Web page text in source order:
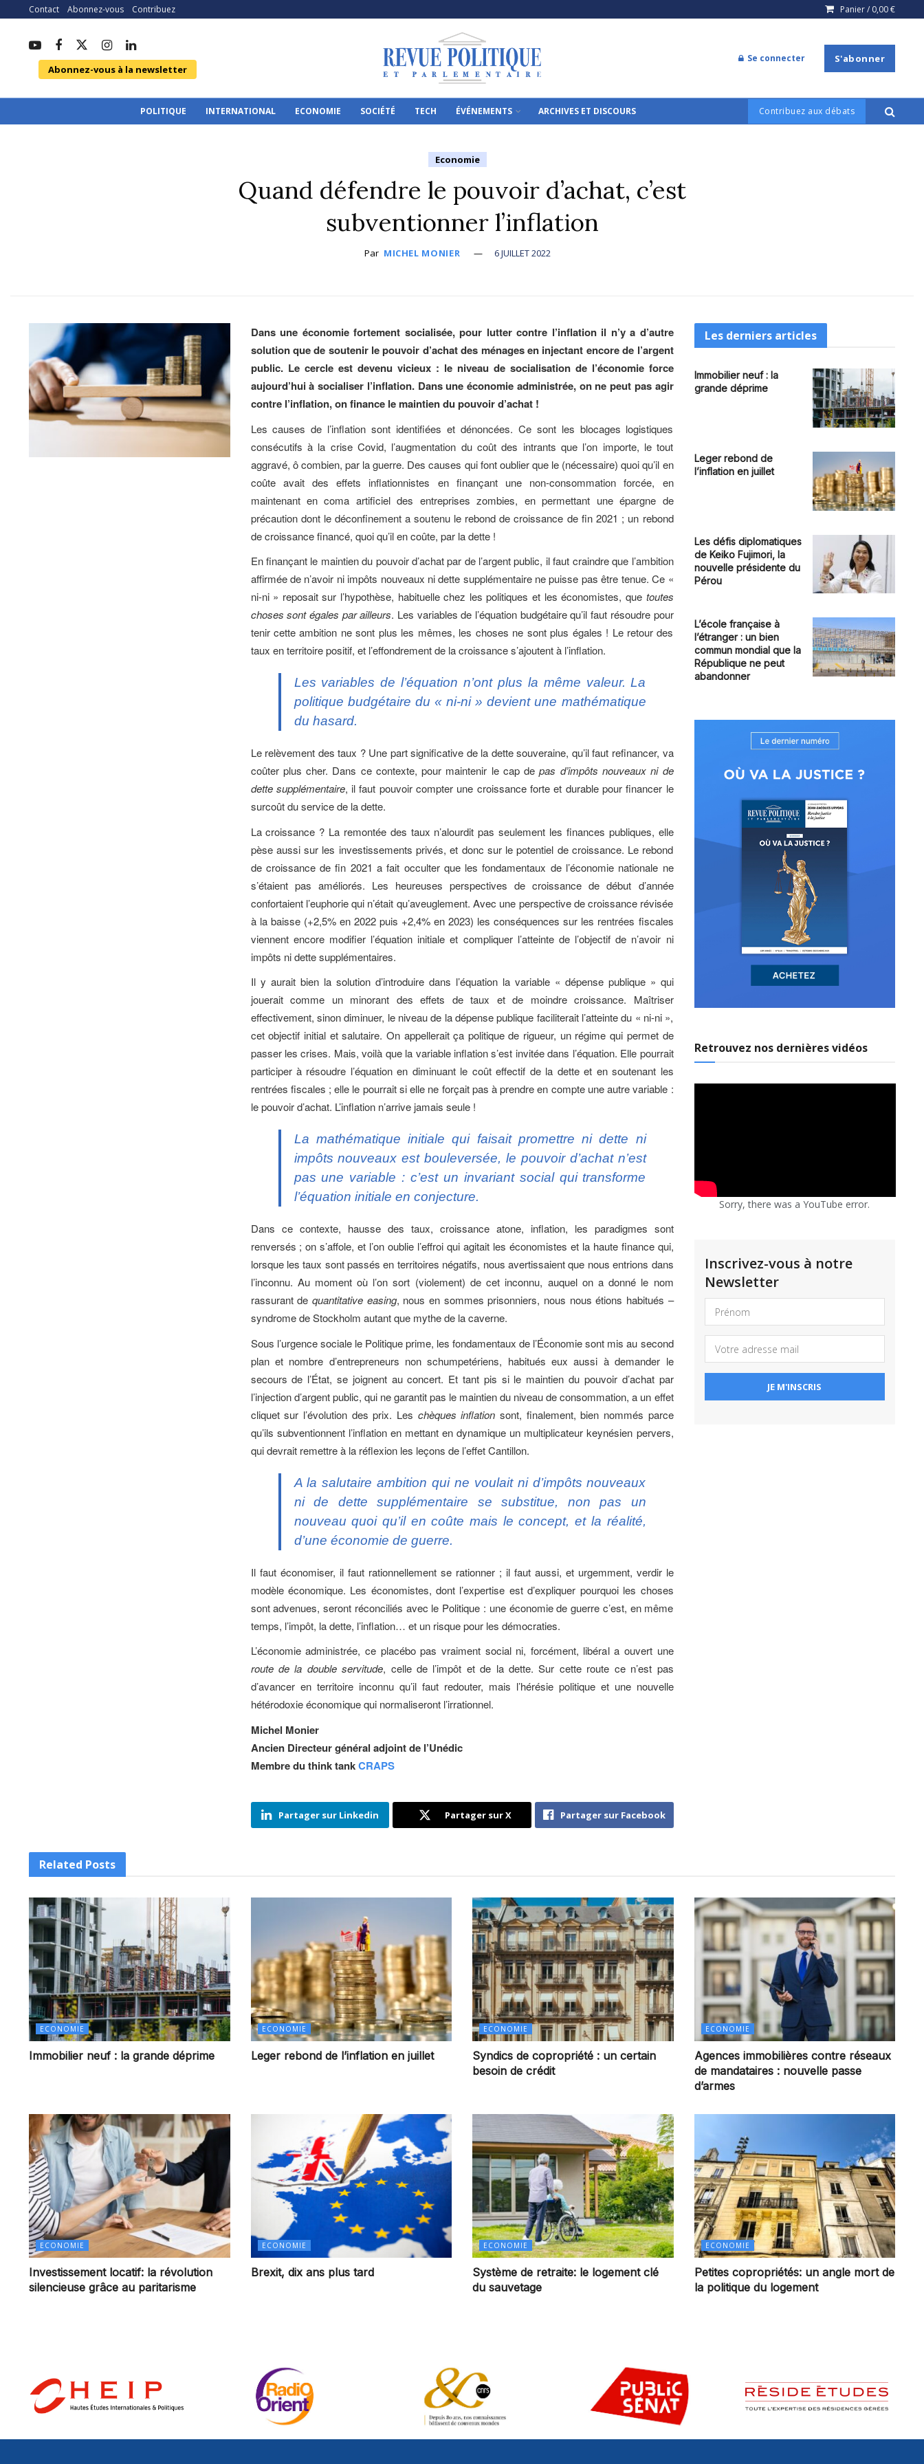
Contact Abonnez-vous Contribuez Panier / 0,00€
Abonnez-vous à la newsletter
Se connecter S'abonner
POLITIQUE INTERNATIONAL ECONOMIE SOCIÉTÉ TECH ÉVÉNEMENTS ARCHIVES ET DISCOURS Contribuez aux débats
Economie
Quand défendre le pouvoir d’achat, c’est
subventionner l’inflation
Par MICHEL MONIER 6 JUILLET 2022
Dans une économie fortement socialisée, pour lutter contre l’inflation il n’y a d’autre
solution que de soutenir le pouvoir d’achat des ménages en injectant encore de l’argent
public. Le cercle est devenu vicieux : le niveau de socialisation de l’économie force
aujourd’hui à socialiser l’inflation. Dans une économie administrée, on ne peut pas agir
contre l’inflation, on finance le maintien du pouvoir d’achat !
Les causes de l’inflation sont identifiées et dénoncées. Ce sont les blocages logistiques
consécutifs à la crise Covid, l’augmentation du coût des intrants que l’on importe, le tout
aggravé, ô combien, par la guerre. Des causes qui font oublier que le (nécessaire) quoi qu’il en
coûte avait des effets inflationnistes en finançant une non-consommation forcée, en
maintenant en coma artificiel des entreprises zombies, en permettant une épargne de
précaution dont le déconfinement a soutenu le rebond de croissance de fin 2021 ; un rebond
de croissance financé, quoi qu’il en coûte, par la dette !
En finançant le maintien du pouvoir d’achat par de l’argent public, il faut craindre que l’ambition
affirmée de n’avoir ni impôts nouveaux ni dette supplémentaire ne puisse pas être tenue. Ce «
ni-ni » reposait sur l’hypothèse, habituelle chez les politiques et les économistes, que toutes
choses sont égales par ailleurs. Les variables de l’équation budgétaire qu’il faut résoudre pour
tenir cette ambition ne sont plus les mêmes, les choses ne sont plus égales ! Le retour des
taux en territoire positif, et l’effondrement de la croissance s’ajoutent à l’inflation.
Les variables de l’équation n’ont plus la même valeur. La
politique budgétaire du « ni-ni » devient une mathématique
du hasard.
Le relèvement des taux ? Une part significative de la dette souveraine, qu’il faut refinancer, va
coûter plus cher. Dans ce contexte, pour maintenir le cap depas d’impôts nouveaux ni de
dette supplémentaire, il faut pouvoir compter une croissance forte et durable pour financer le
surcoût du service de la dette.
La croissance ? La remontée des taux n’alourdit pas seulement les finances publiques, elle
pèse aussi sur les investissements privés, et donc sur le potentiel de croissance. Le rebond
de croissance de fin 2021 a fait occulter que les fondamentaux de l’économie nationale ne
s’étaient pas améliorés. Les heureuses perspectives de croissance de début d’année
confortaient l’euphorie qui n’était qu’aveuglement. Avec une perspective de croissance révisée
à la baisse (+2,5% en 2022 puis +2,4% en 2023) les conséquences sur les rentrées fiscales
viennent encore modifier l’équation initiale et compliquer l’atteinte de l’objectif de n’avoir ni
impôts ni dette supplémentaires.
Il y aurait bien la solution d’introduire dans l’équation la variable « dépense publique » qui
jouerait comme un minorant des effets de taux et de moindre croissance. Maîtriser
effectivement, sinon diminuer, le niveau de la dépense publique faciliterait l’atteinte du « ni-ni »,
cet objectif initial et salutaire. On appellerait ça politique de rigueur, un régime qui permet de
passer les crises. Mais, voilà que la variable inflation s’est invitée dans l’équation. Elle pourrait
participer à résoudre l’équation en diminuant le coût effectif de la dette et en soutenant les
rentrées fiscales ; elle le pourrait si elle ne forçait pas à prendre en compte une autre variable :
le pouvoir d’achat. L’inflation n’arrive jamais seule !
La mathématique initiale qui faisait promettre ni dette ni
impôts nouveaux est bouleversée, le pouvoir d’achat n’est
pas une variable : c’est un invariant social qui transforme
l’équation initiale en conjecture.
Dans ce contexte, hausse des taux, croissance atone, inflation, les paradigmes sont
renversés ; on s’affole, et l’on oublie l’effroi qui agitait les économistes et la haute finance qui,
lorsque les taux sont passés en territoires négatifs, nous avertissaient que nous entrions dans
l’inconnu. Au moment où l’on sort (violement) de cet inconnu, auquel on a donné le nom
rassurant de quantitative easing, nous en sommes prisonniers, nous nous étions habitués –
syndrome de Stockholm autant que mythe de la caverne.
Sous l’urgence sociale le Politique prime, les fondamentaux de l’Économie sont mis au second
plan et nombre d’entrepreneurs non schumpetériens, habitués eux aussi à demander le
secours de l’État, se joignent au concert. Et tant pis si le maintien du pouvoir d’achat par
l’injection d’argent public, qui ne garantit pas le maintien du niveau de consommation, a un effet
cliquet sur l’évolution des prix. Les chèques inflation sont, finalement, bien nommés parce
qu’ils subventionnent l’inflation en mettant en dynamique un multiplicateur keynésien pervers,
qui devrait remettre à la réflexion les leçons de l’effet Cantillon.
A la salutaire ambition qui ne voulait ni d’impôts nouveaux
ni de dette supplémentaire se substitue, non pas un
nouveau quoi qu’il en coûte mais le concept, et la réalité,
d’une économie de guerre.
Il faut économiser, il faut rationnellement se rationner ; il faut aussi, et urgemment, verdir le
modèle économique. Les économistes, dont l’expertise est d’expliquer pourquoi les choses
sont advenues, seront réconciliés avec le Politique : une économie de guerre c’est, en même
temps, l’impôt, la dette, l’inflation… et un risque pour les démocraties.
L’économie administrée, ce placébo pas vraiment social ni, forcément, libéral a ouvert une
route de la double servitude, celle de l’impôt et de la dette. Sur cette route ce n’est pas
d’avancer en territoire inconnu qu’il faut redouter, mais l’hérésie politique et une nouvelle
hétérodoxie économique qui normaliseront l’irrationnel.
Michel Monier
Ancien Directeur général adjoint de l’Unédic
Membre du think tankCRAPS
Partager sur Linkedin Partager sur X Partager sur Facebook
Les derniers articles
Immobilier neuf : la
grande déprime
Leger rebond de
l’inflation en juillet
Les défis diplomatiques
de Keiko Fujimori, la
nouvelle présidente du
Pérou
L’école française à
l’étranger : un bien
commun mondial que la
République ne peut
abandonner
Retrouvez nos dernières vidéos
Sorry, there was a YouTube error.
Inscrivez-vous à notre
Newsletter
Related Posts
ECONOMIE
Immobilier neuf : la grande déprime
ECONOMIE
Leger rebond de l’inflation en juillet
ECONOMIE
Syndics de copropriété : un certain
besoin de crédit
ECONOMIE
Agences immobilières contre réseaux
de mandataires : nouvelle passe
d’armes
ECONOMIE
Investissement locatif: la révolution
silencieuse grâce au paritarisme
ECONOMIE
Brexit, dix ans plus tard
ECONOMIE
Système de retraite: le logement clé
du sauvetage
ECONOMIE
Petites copropriétés: un angle mort de
la politique du logement